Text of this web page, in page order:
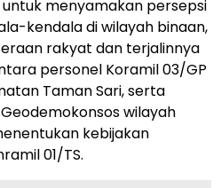
menyamakan persepsi
kendala di wilayah binaan,
rakyat dan terjalinnya
personel Koramil 03/GP
Taman Sari, serta
wilayah
kebijakan
01/TS.